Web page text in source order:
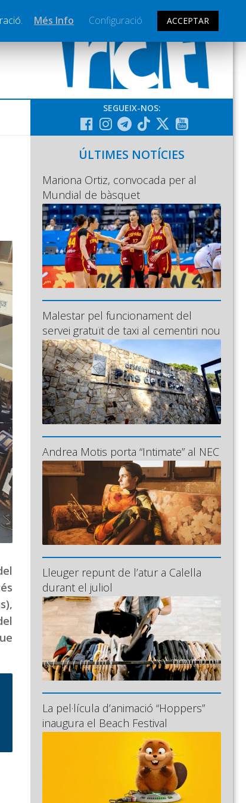
SEGUEIX-NOS:
ÚLTIMES NOTÍCIES
Mariona Ortiz, convocada per al
Mundial de bàsquet
Malestar pel funcionament del
servei gratuït de taxi al cementiri nou
Andrea Motis porta “Intimate” al NEC
Lleuger repunt de l’atur a Calella
durant el juliol
La pel·lícula d’animació “Hoppers”
inaugura el Beach Festival
Més Info Configuració ACCEPTAR